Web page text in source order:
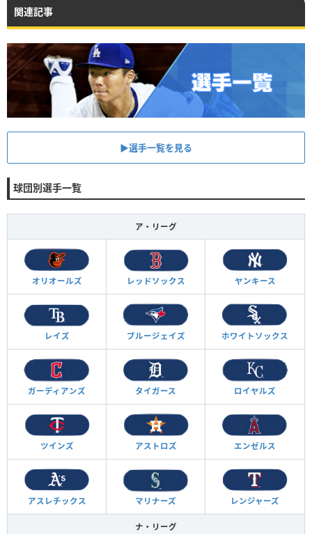
関連記事
▶︎選手一覧を見る
球団別選手一覧
ア・リーグ
オリオールズ レッドソックス ヤンキース
レイズ ブルージェイズ ホワイトソックス
ガーディアンズ タイガース ロイヤルズ
ツインズ アストロズ エンゼルス
アスレチックス マリナーズ レンジャーズ
ナ・リーグ